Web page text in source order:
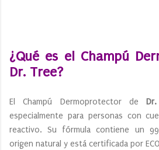
¿Qué es el Champú
Dr. Tree?
El Champú Dermoprotector de
especialmente para personas con
reactivo. Su fórmula contiene un
origen natural y está certificada por